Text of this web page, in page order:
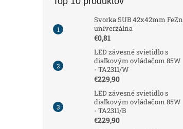
Svorka SUB 42x42mm FeZn
univerzálna
€0,81
LED závesné svietidlo s
diaľkovým ovládačom 85W
- TA2311/W
€229,90
LED závesné svietidlo s
diaľkovým ovládačom 85W
- TA2311/B
€229,90